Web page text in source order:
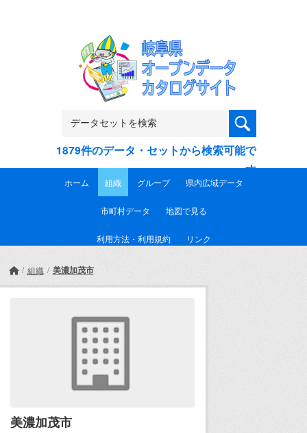
1879件のデータ・セットから検索可能で
す
ホーム 組織 グループ 県内広域データ
市町村データ 地図で見る
利用方法・利用規約 リンク
組織 美濃加茂市
美濃加茂市